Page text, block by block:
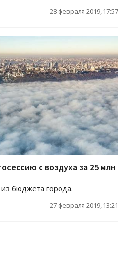
28 февраля 2019, 17:57
с воздуха за 25 млн
бюджета города.
27 февраля 2019, 13:21